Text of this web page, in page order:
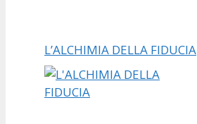
L’ALCHIMIA DELLA FIDUCIA